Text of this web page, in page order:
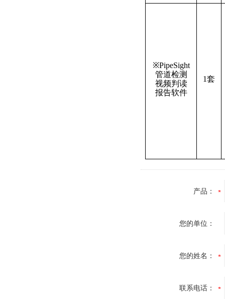
※PipeSight
管道检测
视频判读
报告软件
1套
产品：
您的单位：
您的姓名：
联系电话：